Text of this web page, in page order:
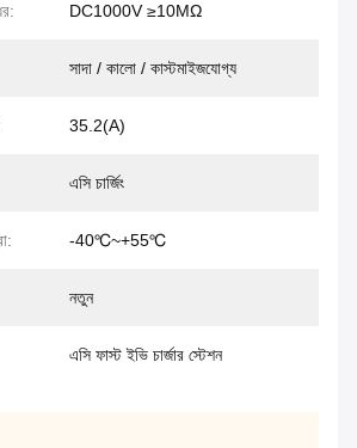
DC1000V ≥10MΩ
সাদা / কালো / কাস্টমাইজযোগ্য
35.2(A)
এসি চার্জিং
-40℃~+55℃
নতুন
এসি ফাস্ট ইভি চার্জার স্টেশন